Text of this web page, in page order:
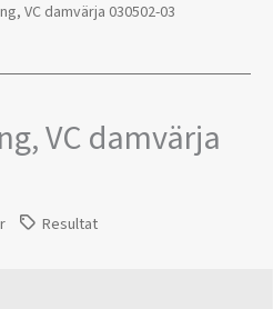
VC damvärja 030502-03
VC damvärja
Resultat